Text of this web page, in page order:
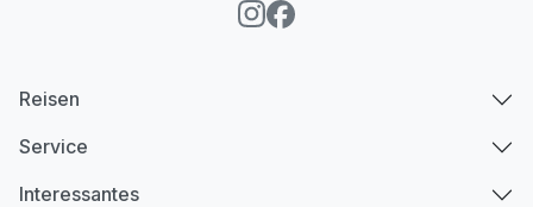
Reisen
Service
Interessantes